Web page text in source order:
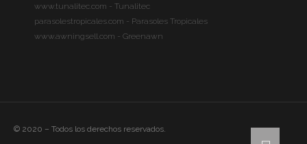
www.tunalitec.com - Tunalitec
parasolestropicales.com - Parasoles Tropicales
www.awningsell.com - Greenawn
© 2020 – Todos los derechos reservados.